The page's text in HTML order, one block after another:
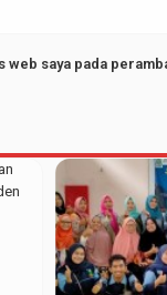
web saya pada